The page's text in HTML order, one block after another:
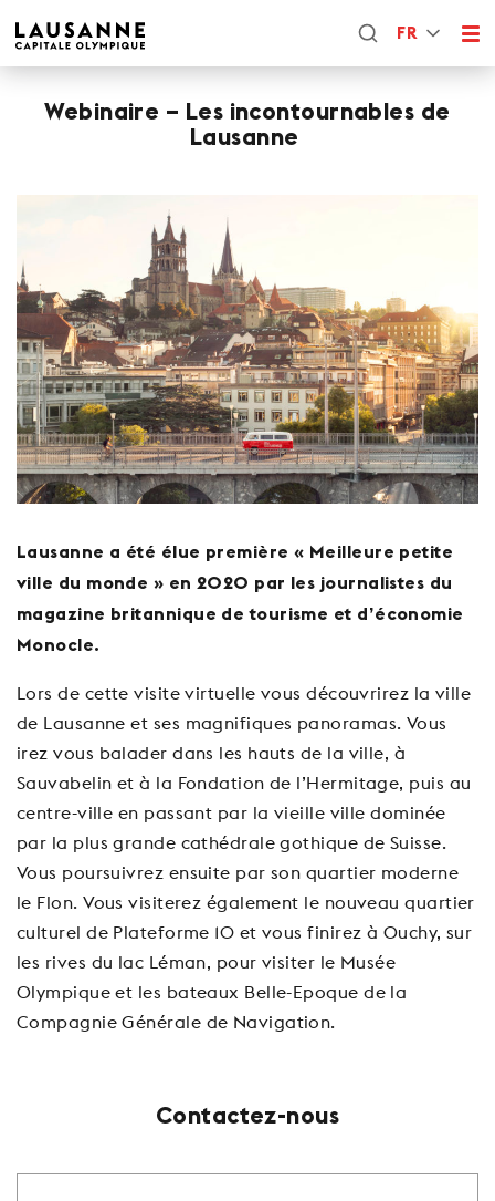
FR
Webinaire – Les incontournables de
Lausanne
Lausanne a été élue première « Meilleure petite
ville du monde » en 2020 par les journalistes du
magazine britannique de tourisme et d’économie
Monocle.
Lors de cette visite virtuelle vous découvrirez la ville
de Lausanne et ses magnifiques panoramas. Vous
irez vous balader dans les hauts de la ville, à
Sauvabelin et à la Fondation de l’Hermitage, puis au
centre-ville en passant par la vieille ville dominée
par la plus grande cathédrale gothique de Suisse.
Vous poursuivrez ensuite par son quartier moderne
le Flon. Vous visiterez également le nouveau quartier
culturel de Plateforme 10 et vous finirez à Ouchy, sur
les rives du lac Léman, pour visiter le Musée
Olympique et les bateaux Belle-Epoque de la
Compagnie Générale de Navigation.
Contactez-nous